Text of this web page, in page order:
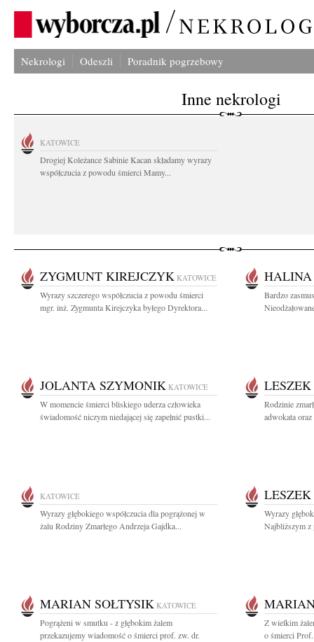
Nekrologi Odeszli Poradnik pogrzebowy
Inne nekrologi
KATOWICE
Drogiej Koleżance Sabinie Kacan składamy wyrazy
współczucia z powodu śmierci Mamy...
ZYGMUNT KIREJCZYK KATOWICE
Wyrazy szczerego współczucia z powodu śmierci
mgr. inż. Zygmunta Kirejczyka byłego Dyrektora...
Bardzo
JOLANTA SZYMONIK KATOWICE
W momencie śmierci bliskiego uderza człowieka
świadomość niczym niedającej się zapełnić pustki...
Rodzinie
adwokata oraz
KATOWICE
Wyrazy głębokiego współczucia dla pogrążonej w
żalu Rodziny Zmarłego Andrzeja Gajdka...
Wyrazy
Najbliższym z
MARIAN SOŁTYSIK KATOWICE
Pogrążeni w smutku - z głębokim żalem
przekazujemy wiadomość o śmierci prof. zw. dr.
Z wielkim
o śmierci